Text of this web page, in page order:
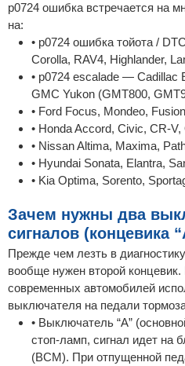
p0724 ошибка встречается на
на:
• p0724 ошибка тойота /
Corolla, RAV4, Highlander,
• p0724 escalade — Cadillac
GMC Yukon (GMT800,
• Ford Focus, Mondeo,
• Honda Accord, Civic, CR-
• Nissan Altima, Maxima,
• Hyundai Sonata, Elantra,
• Kia Optima, Sorento,
Зачем нужны два
сигналов (концевика
Прежде чем лезть в
вообще нужен второй
современных автомобилей
выключателя на педали
• Выключатель “A”
стоп-ламп, сигнал идет на
(BCM). При отпущенной